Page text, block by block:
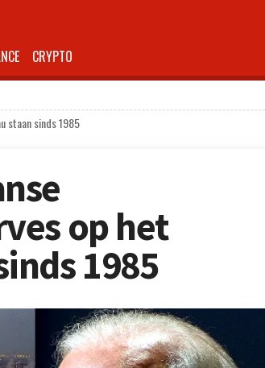
CRYPTO
staan sinds 1985
op het
1985